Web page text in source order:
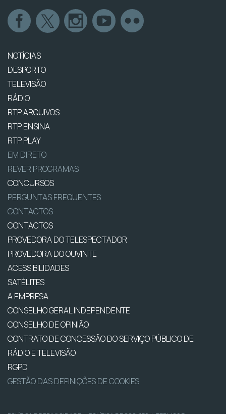
NOTÍCIAS
DESPORTO
TELEVISÃO
RÁDIO
RTP ARQUIVOS
RTP ENSINA
RTP PLAY
EM DIRETO
REVER PROGRAMAS
CONCURSOS
PERGUNTAS FREQUENTES
CONTACTOS
CONTACTOS
PROVEDORA DO TELESPECTADOR
PROVEDORA DO OUVINTE
ACESSIBILIDADES
SATÉLITES
A EMPRESA
CONSELHO GERAL INDEPENDENTE
CONSELHO DE OPINIÃO
CONTRATO DE CONCESSÃO DO SERVIÇO PÚBLICO DE
RÁDIO E TELEVISÃO
RGPD
GESTÃO DAS DEFINIÇÕES DE COOKIES